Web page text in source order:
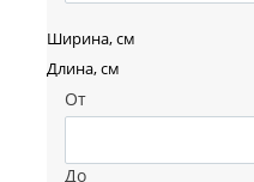
Ширина, см
Длина, см
От
До